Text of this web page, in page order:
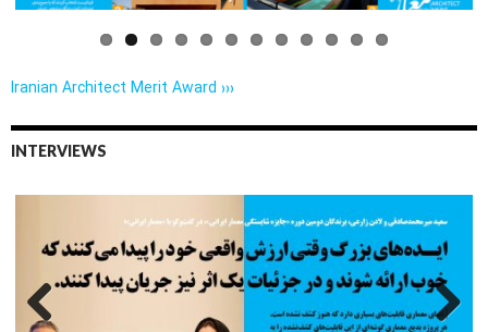
Iranian Architect Merit Award ›››
INTERVIEWS